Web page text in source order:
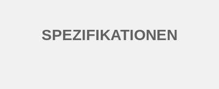
SPEZIFIKATIONEN